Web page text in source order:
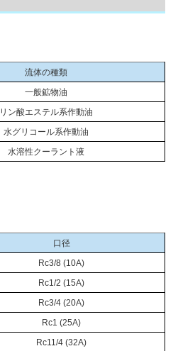
流体の種類
一般鉱物油
リン酸エステル系作動油
水グリコール系作動油
水溶性クーラント液
口径
Rc3/8 (10A)
Rc1/2 (15A)
Rc3/4 (20A)
Rc1 (25A)
Rc11/4 (32A)